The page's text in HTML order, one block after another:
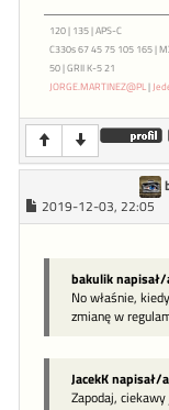
120 | 135 | APS-C
C330s 67 45 75 105 165 |
50 | GRII K-5 21
JORGE.MARTINEZ@PL|
2019-12-03, 22:05
bakulik
No właśnie,
zmianę w
JacekK napisał/
Zapodaj,